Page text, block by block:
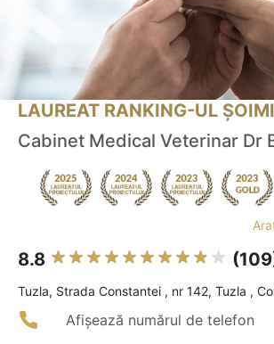
LAUREAT RANKING-UL
Cabinet Medical Veterinar Dr
8.8
Tuzla, Strada Constantei , nr 142, Tuzla ,
Afișează numărul de telefon